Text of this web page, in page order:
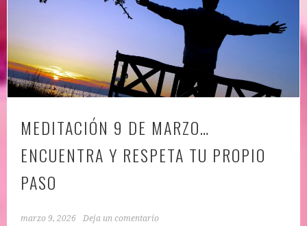
MEDITACIÓN 9 DE MARZO…
ENCUENTRA Y RESPETA TU PROPIO
PASO
marzo 9, 2026 Deja un comentario